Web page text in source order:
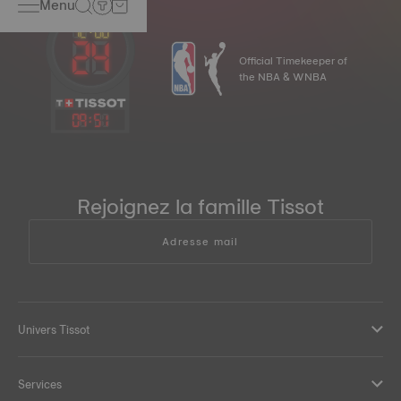
09:51
Official Timekeeper of
the NBA & WNBA
Rejoignez la famille Tissot
Adresse mail
Univers Tissot
Services